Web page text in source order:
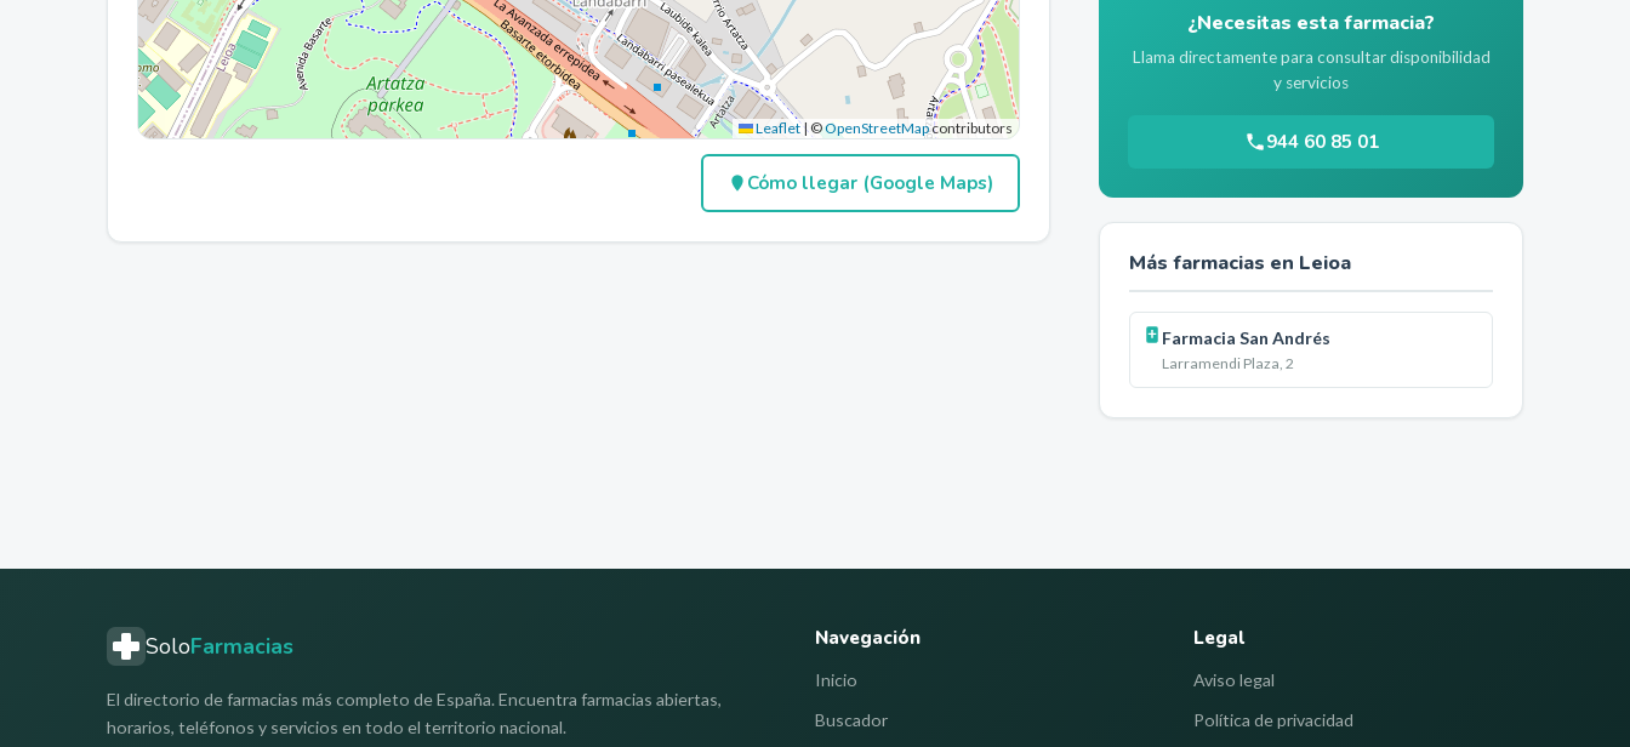
Leaflet|©OpenStreetMapcontributors
Cómo llegar (Google Maps)
¿Necesitas esta farmacia?
Llama directamente para consultar disponibilidad
y servicios
944 60 85 01
Más farmacias en Leioa
Farmacia San Andrés
Larramendi Plaza, 2
SoloFarmacias
El directorio de farmacias más completo de España. Encuentra farmacias abiertas,
horarios, teléfonos y servicios en todo el territorio nacional.
Navegación
Inicio
Buscador
Legal
Aviso legal
Política de privacidad